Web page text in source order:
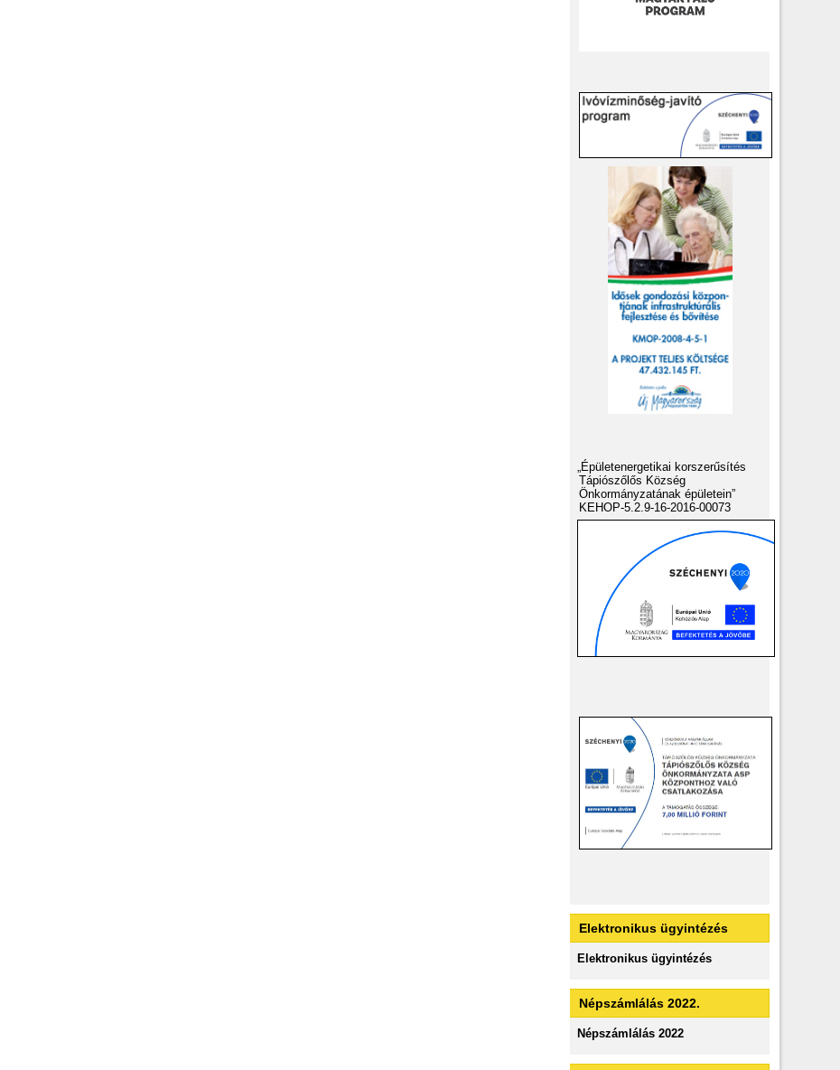
„Épületenergetikai korszerűsítés
Tápiószőlős Község
Önkormányzatának épületein”
KEHOP-5.2.9-16-2016-00073
Elektronikus ügyintézés
Elektronikus ügyintézés
Népszámlálás 2022.
Népszámlálás 2022